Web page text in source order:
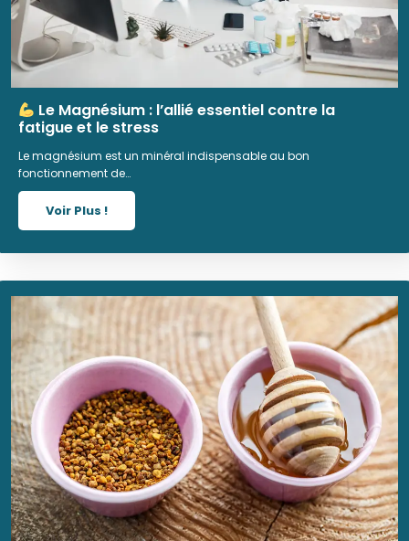
Le Magnésium : l’allié essentiel contre la
fatigue et le stress
Le magnésium est un minéral indispensable au bon
fonctionnement de…
Voir Plus !